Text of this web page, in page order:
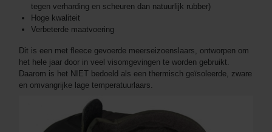
tegen verharding en scheuren dan natuurlijk rubber)
Hoge kwaliteit
Verbeterde maatvoering
Dit is een met fleece gevoerde meerseizoenslaars, ontworpen om
het hele jaar door in veel visomgevingen te worden gebruikt.
Daarom is het NIET bedoeld als een thermisch geïsoleerde, zware
en omvangrijke lage temperatuurlaars.